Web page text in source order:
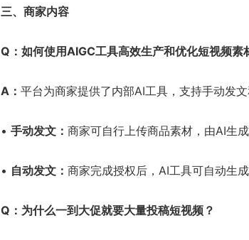
三、商家内容
Q ：如何使用AIGC工具高效生产和优化短视频素
A ： 平台为商家提供了内部AI工具，支持手动发
• 手动发文： 商家可自行上传商品素材，由AI生
• 自动发文： 商家完成授权后，AI工具可自动生
Q ：为什么一到大促就要大量投稿短视频？